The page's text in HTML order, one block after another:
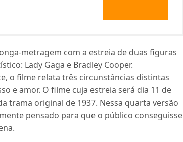
metragem com a estreia de duas figuras
Lady Gaga e Bradley Cooper.
o filme relata três circunstâncias distintas
e amor. O filme cuja estreia será dia 11 de
trama original de 1937. Nessa quarta versão
pensado para que o público conseguisse